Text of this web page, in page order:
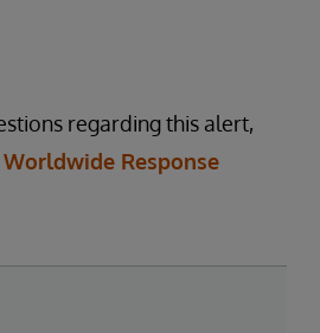
regarding this alert,
Worldwide Response